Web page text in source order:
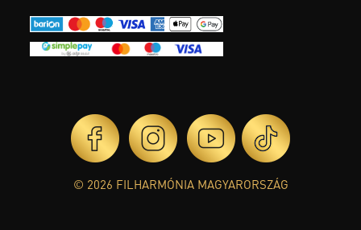
© 2026 FILHARMÓNIA MAGYARORSZÁG